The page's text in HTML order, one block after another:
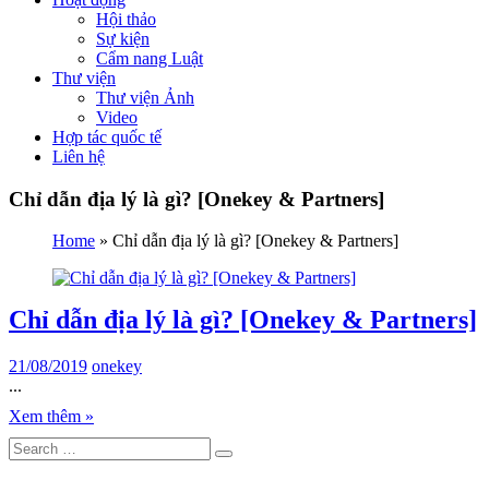
Hội thảo
Sự kiện
Cẩm nang Luật
Thư viện
Thư viện Ảnh
Video
Hợp tác quốc tế
Liên hệ
Chỉ dẫn địa lý là gì? [Onekey & Partners]
Home » Chỉ dẫn địa lý là gì? [Onekey & Partners]
Chỉ dẫn địa lý là gì? [Onekey & Partners]
21/08/2019 onekey
...
Xem thêm »